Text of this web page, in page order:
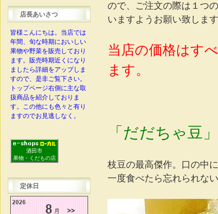
ので、ご注文の際は１つ
いますようお願い致しま
当店の価格はす
ます。
「だだちゃ豆
枝豆の最高傑作。口の中
一度食べたら忘れられな
店長あいさつ
皆様こんにちは。当店では
年間、旬な時期においしい
果物や野菜を販売しており
ます。販売時期近くになり
ましたら詳細をアップしま
すので、是非ご覧下さい。
トップページ右側に主な取
扱商品を紹介しておりま
す。この他にも色々と有り
ますのでお見逃しなく。
酒田市
果物・くだもの店
定休日